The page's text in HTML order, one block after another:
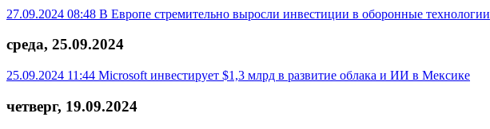
27.09.2024 08:48 В Европе стремительно выросли инвестиции в оборонные технологии
среда, 25.09.2024
25.09.2024 11:44 Microsoft инвестирует $1,3 млрд в развитие облака и ИИ в Мексике
четверг, 19.09.2024